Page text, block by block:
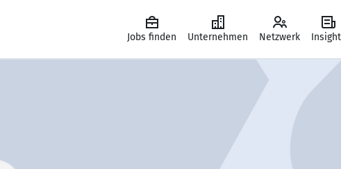
Jobs finden Unternehmen Netzwerk